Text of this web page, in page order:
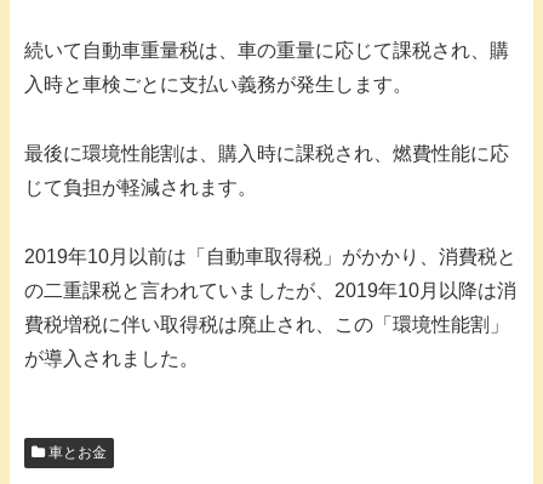
続いて自動車重量税は、車の重量に応じて課税され、購
入時と車検ごとに支払い義務が発生します。
最後に環境性能割は、購入時に課税され、燃費性能に応
じて負担が軽減されます。
2019年10月以前は「自動車取得税」がかかり、消費税と
の二重課税と言われていましたが、2019年10月以降は消
費税増税に伴い取得税は廃止され、この「環境性能割」
が導入されました。
車とお金